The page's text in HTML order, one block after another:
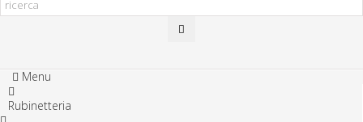
Menu
Rubinetteria